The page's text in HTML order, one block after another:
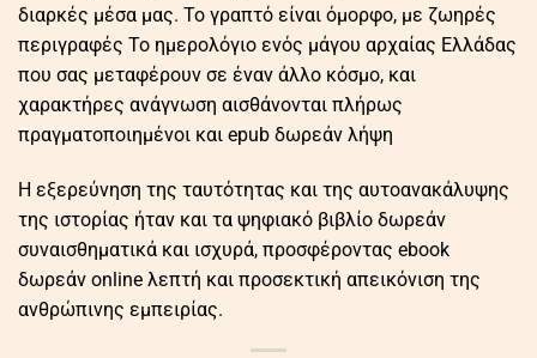
διαρκές μέσα μας. Το γραπτό είναι όμορφο, με ζωηρές
περιγραφές Το ημερολόγιο ενός μάγου αρχαίας Ελλάδας
που σας μεταφέρουν σε έναν άλλο κόσμο, και
χαρακτήρες ανάγνωση αισθάνονται πλήρως
πραγματοποιημένοι και epub δωρεάν λήψη
Η εξερεύνηση της ταυτότητας και της αυτοανακάλυψης
της ιστορίας ήταν και τα ψηφιακό βιβλίο δωρεάν
συναισθηματικά και ισχυρά, προσφέροντας ebook
δωρεάν online λεπτή και προσεκτική απεικόνιση της
ανθρώπινης εμπειρίας.